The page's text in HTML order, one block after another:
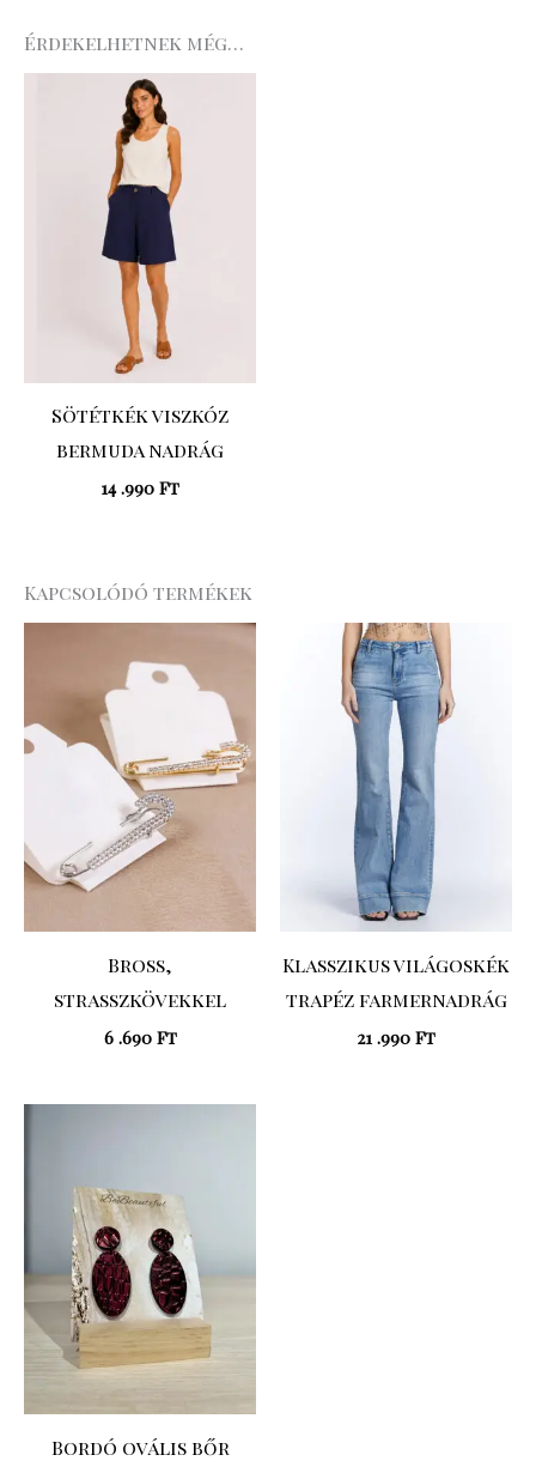
Érdekelhetnek még…
Sötétkék viszkóz
bermuda nadrág
14 .990 Ft
Kapcsolódó termékek
Bross,
strasszkövekkel
6 .690 Ft
Klasszikus világoskék
trapéz farmernadrág
21 .990 Ft
Bordó ovális bőr